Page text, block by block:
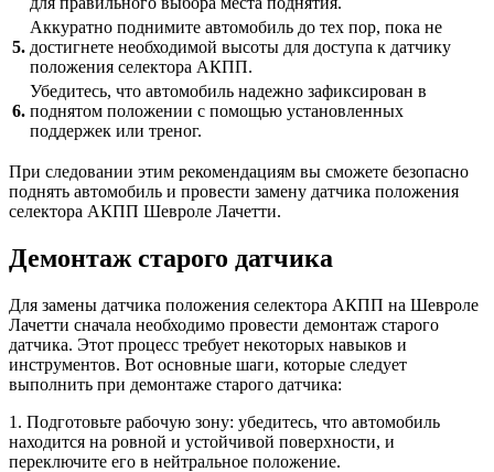
5.
Аккуратно поднимите автомобиль до тех пор, пока не
достигнете необходимой высоты для доступа к датчику
положения селектора АКПП.
6.
Убедитесь, что автомобиль надежно зафиксирован в
поднятом положении с помощью установленных
поддержек или треног.
При следовании этим рекомендациям вы сможете безопасно
поднять автомобиль и провести замену датчика положения
селектора АКПП Шевроле Лачетти.
Демонтаж старого датчика
Для замены датчика положения селектора АКПП на Шевроле
Лачетти сначала необходимо провести демонтаж старого
датчика. Этот процесс требует некоторых навыков и
инструментов. Вот основные шаги, которые следует
выполнить при демонтаже старого датчика:
1. Подготовьте рабочую зону: убедитесь, что автомобиль
находится на ровной и устойчивой поверхности, и
переключите его в нейтральное положение.